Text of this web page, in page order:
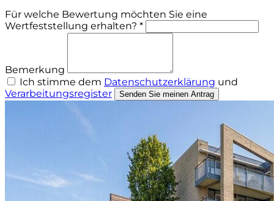
Für welche Bewertung möchten Sie eine
Wertfeststellung erhalten? *
Bemerkung
Ich stimme dem Datenschutzerklärung und
Verarbeitungsregister
Senden Sie meinen Antrag